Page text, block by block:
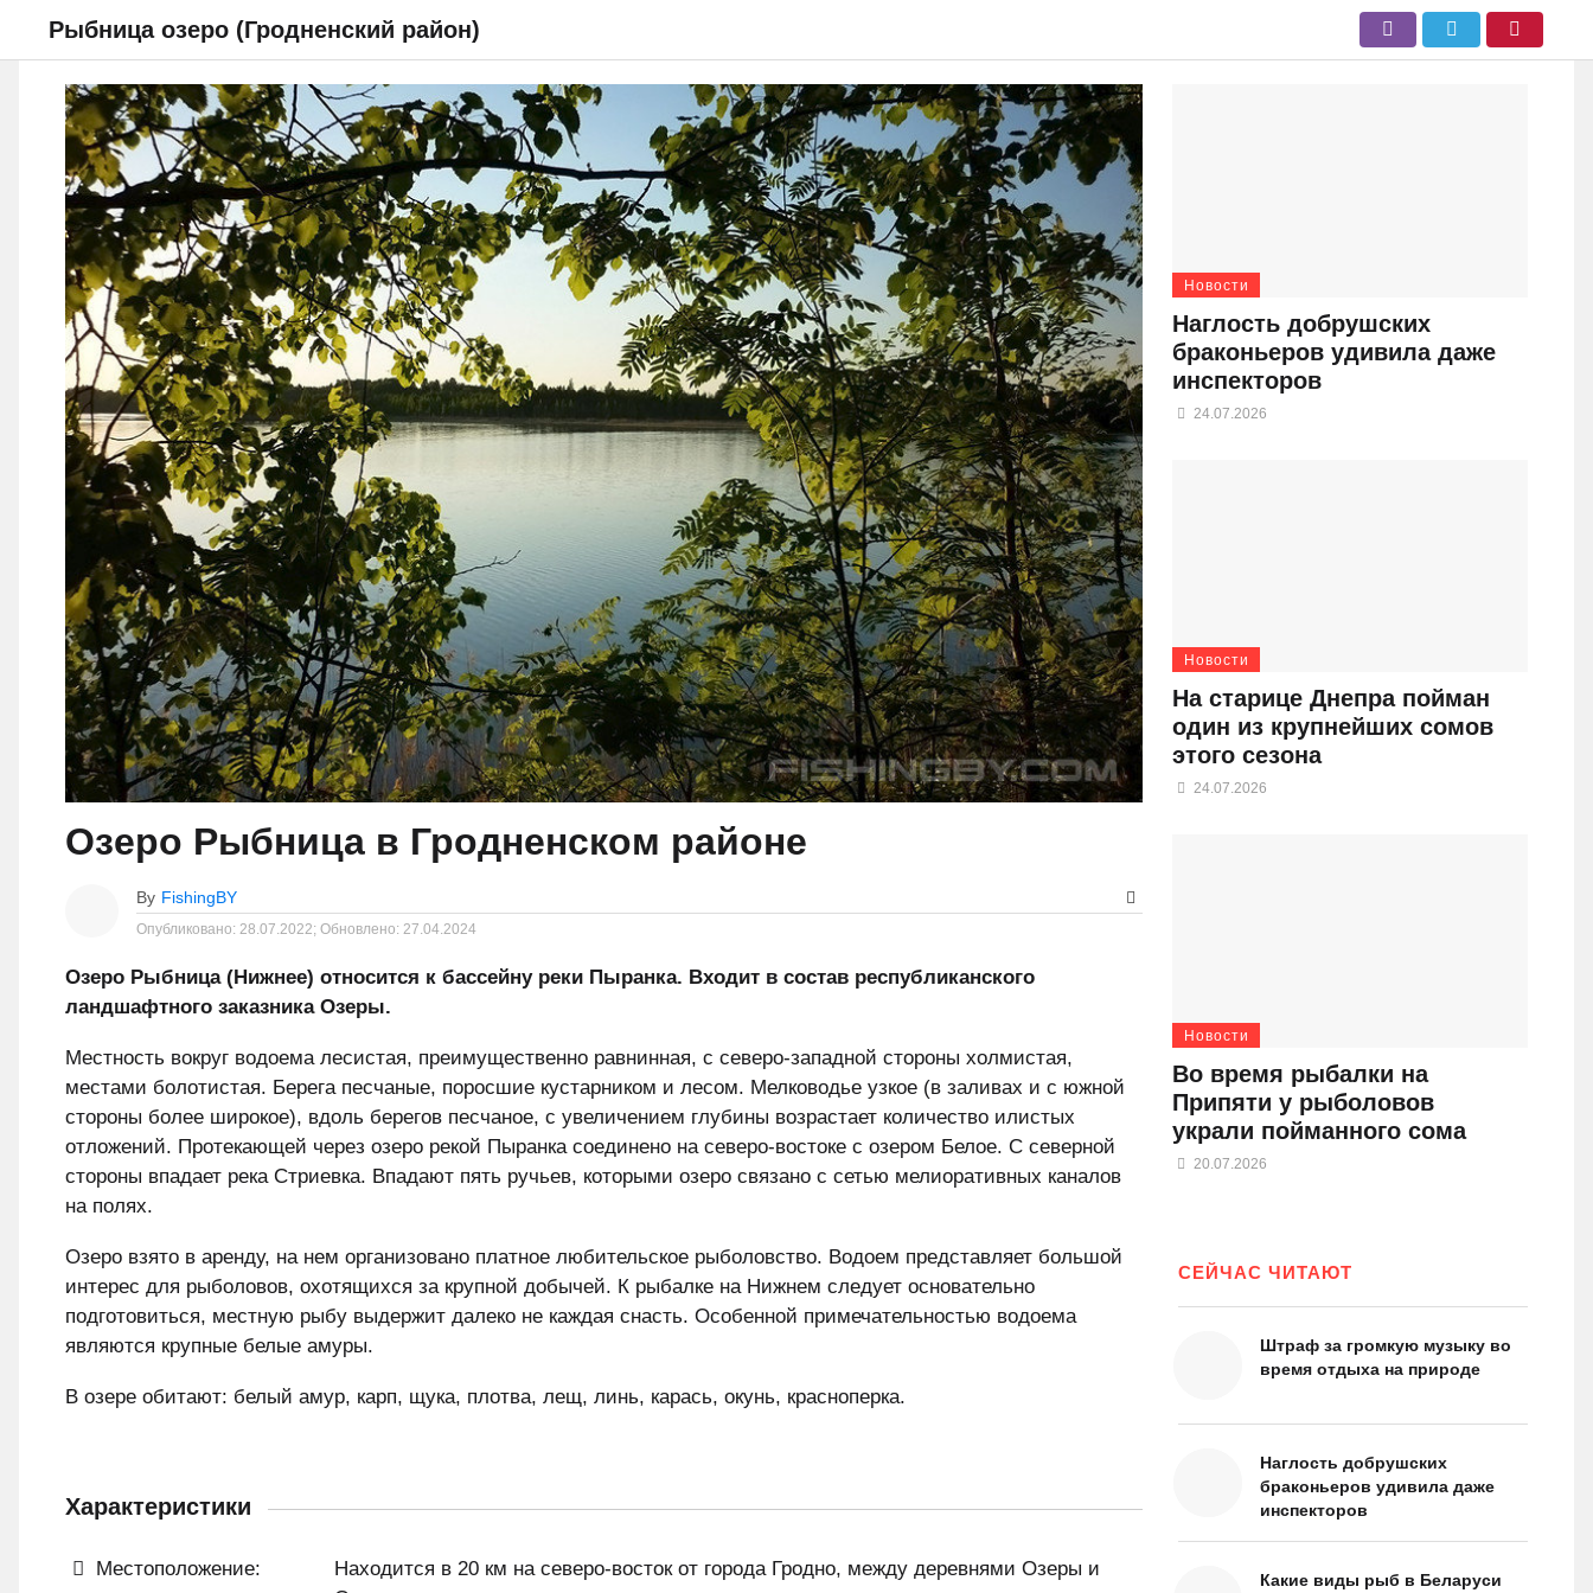
НОВОСТИ
Рыбница озеро (Гродненский район)
Озеро Рыбница в Гродненском районе
By FishingBY
Опубликовано: 28.07.2022; Обновлено: 27.04.2024
Озеро Рыбница (Нижнее) относится к бассейну реки Пыранка. Входит в состав республиканского
ландшафтного заказника Озеры.
Местность вокруг водоема лесистая, преимущественно равнинная, с северо-западной стороны холмистая,
местами болотистая. Берега песчаные, поросшие кустарником и лесом. Мелководье узкое (в заливах и с южной
стороны более широкое), вдоль берегов песчаное, с увеличением глубины возрастает количество илистых
отложений. Протекающей через озеро рекой Пыранка соединено на северо-востоке с озером Белое. С северной
стороны впадает река Стриевка. Впадают пять ручьев, которыми озеро связано с сетью мелиоративных каналов
на полях.
Озеро взято в аренду, на нем организовано платное любительское рыболовство. Водоем представляет большой
интерес для рыболовов, охотящихся за крупной добычей. К рыбалке на Нижнем следует основательно
подготовиться, местную рыбу выдержит далеко не каждая снасть. Особенной примечательностью водоема
являются крупные белые амуры.
В озере обитают: белый амур, карп, щука, плотва, лещ, линь, карась, окунь, красноперка.
Характеристики
Местоположение:
Находится в 20 км на северо-восток от города Гродно, между деревнями Озеры и
Новости
Наглость добрушских
браконьеров удивила даже
инспекторов
24.07.2026
Новости
На старице Днепра пойман
один из крупнейших сомов
этого сезона
24.07.2026
Новости
Во время рыбалки на
Припяти у рыболовов
украли пойманного сома
20.07.2026
СЕЙЧАС ЧИТАЮТ
Штраф за громкую музыку во
время отдыха на природе
Наглость добрушских
браконьеров удивила даже
инспекторов
Какие виды рыб в Беларуси